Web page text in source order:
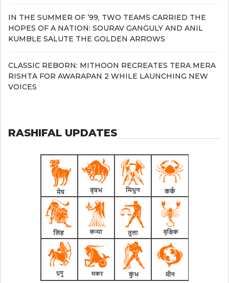
IN THE SUMMER OF ’99, TWO TEAMS CARRIED THE
HOPES OF A NATION: SOURAV GANGULY AND ANIL
KUMBLE SALUTE THE GOLDEN ARROWS
CLASSIC REBORN: MITHOON RECREATES TERA MERA
RISHTA FOR AWARAPAN 2 WHILE LAUNCHING NEW
VOICES
RASHIFAL UPDATES